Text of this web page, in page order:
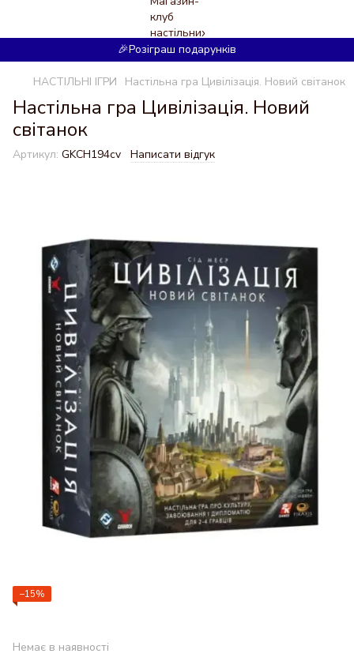
🎉Розіграш подарунків
НАСТІЛЬНІ ІГРИ Настільна гра Цивілізація. Новий світанок
Настільна гра Цивілізація. Новий
світанок
Артикул: GKCH194cv Написати відгук
−15%
Немає в наявності